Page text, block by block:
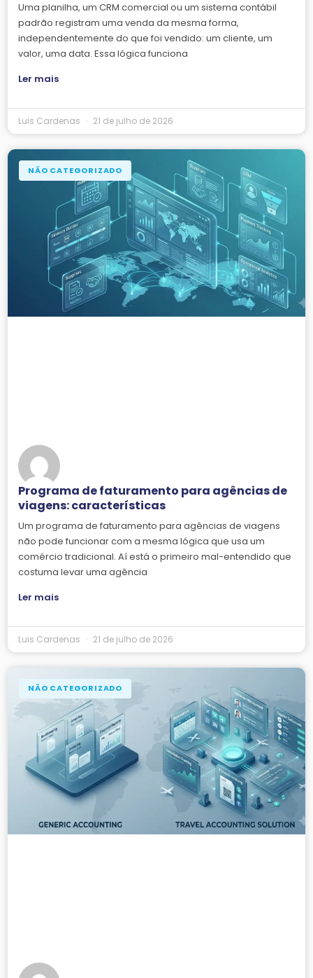
Uma planilha, um CRM comercial ou um sistema contábil
padrão registram uma venda da mesma forma,
independentemente do que foi vendido: um cliente, um
valor, uma data. Essa lógica funciona
Ler mais
Luis Cardenas 21 de julho de 2026
NÃO CATEGORIZADO
Programa de faturamento para agências de
viagens: características
Um programa de faturamento para agências de viagens
não pode funcionar com a mesma lógica que usa um
comércio tradicional. Aí está o primeiro mal-entendido que
costuma levar uma agência
Ler mais
Luis Cardenas 21 de julho de 2026
NÃO CATEGORIZADO